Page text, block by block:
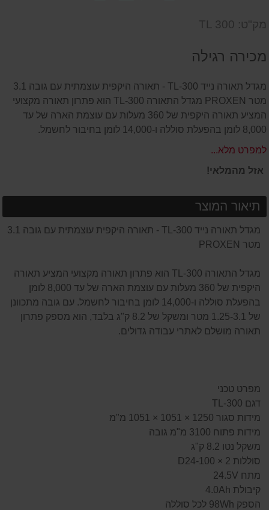
מק"ט: TL 300
מכירה רגילה
מגדל תאורה נייד TL-300 - תאורה היקפית עוצמתית עם גובה 3.1
מטר PROXEN מגדל התאורה TL-300 הוא פתרון תאורה מקצועי
המציע תאורה היקפית של 360 מעלות עם עוצמת הארה של עד
8,000 לומן בהפעלת סוללה ו-14,000 לומן בחיבור לחשמל.
למפרט מלא...
אזל מהמלאי!
תיאור המוצר
מגדל תאורה נייד TL-300 - תאורה היקפית עוצמתית עם גובה 3.1
מטר PROXEN
מגדל התאורה TL-300 הוא פתרון תאורה מקצועי המציע תאורה
היקפית של 360 מעלות עם עוצמת הארה של עד 8,000 לומן
בהפעלת סוללה ו-14,000 לומן בחיבור לחשמל. עם גובה מתכוונן
של 1.25-3.1 מטר ומשקל של 8.2 ק"ג בלבד, הוא מספק פתרון
תאורה מושלם לאתרי עבודה גדולים.
מפרט טכני
דגם TL-300
מידות סגור 1250 × 1051 × 1051 מ"מ
מידות פתוח 3100 מ"מ גובה
משקל נטו 8.2 ק"ג
סוללות 2 × D24-100
מתח 24.5V
קיבולת 4.0Ah
הספק 98Wh לכל סוללה